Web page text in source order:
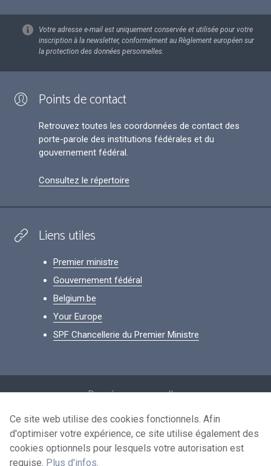
Votre adresse e-mail est uniquement conservée et utilisée pour votre
inscription à la newsletter, conformément au Règlement européen sur
la protection des données personnelles.
Points de contact
Retrouvez toutes les coordonnées de contact des
porte-parole des institutions fédérales et du
gouvernement fédéral.
Consultez le répertoire
Liens utiles
Premier ministre
Gouvernement fédéral
Belgium.be
Your Europe
SPF Chancellerie du Premier Ministre
Données personnelles
Conditions de réutilisation
Contactez-nous
Ce site web utilise des cookies fonctionnels. Afin
d'optimiser votre expérience, ce site utilise également des
cookies optionnels pour lesquels votre autorisation est
requise. Plus d'infos.